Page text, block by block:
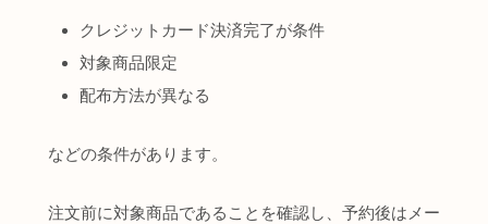
クレジットカード決済完了が条件
対象商品限定
配布方法が異なる
などの条件があります。
注文前に対象商品であることを確認し、予約後はメー